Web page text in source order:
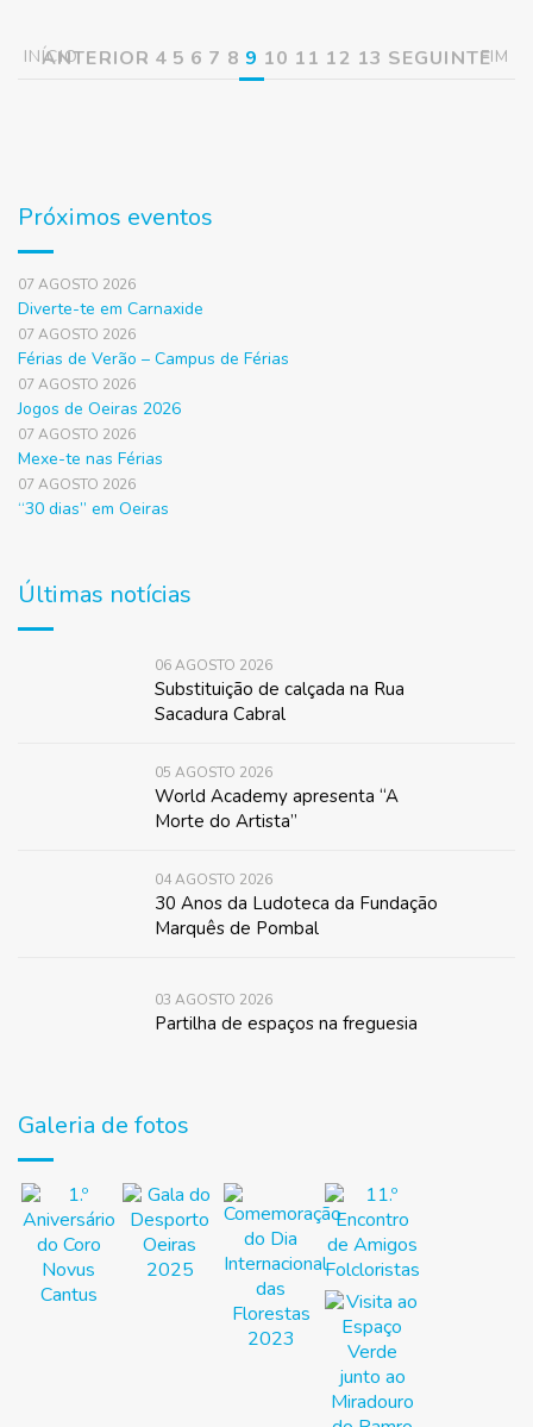
INÍCIO
ANTERIOR 4 5 6 7 8 9 10 11 12 13 SEGUINTEFIM
Próximos eventos
07 AGOSTO 2026
Diverte-te em Carnaxide
07 AGOSTO 2026
Férias de Verão – Campus de Férias
07 AGOSTO 2026
Jogos de Oeiras 2026
07 AGOSTO 2026
Mexe-te nas Férias
07 AGOSTO 2026
“30 dias” em Oeiras
Últimas notícias
06 AGOSTO 2026
Substituição de calçada na Rua
Sacadura Cabral
05 AGOSTO 2026
World Academy apresenta “A
Morte do Artista”
04 AGOSTO 2026
30 Anos da Ludoteca da Fundação
Marquês de Pombal
03 AGOSTO 2026
Partilha de espaços na freguesia
Galeria de fotos